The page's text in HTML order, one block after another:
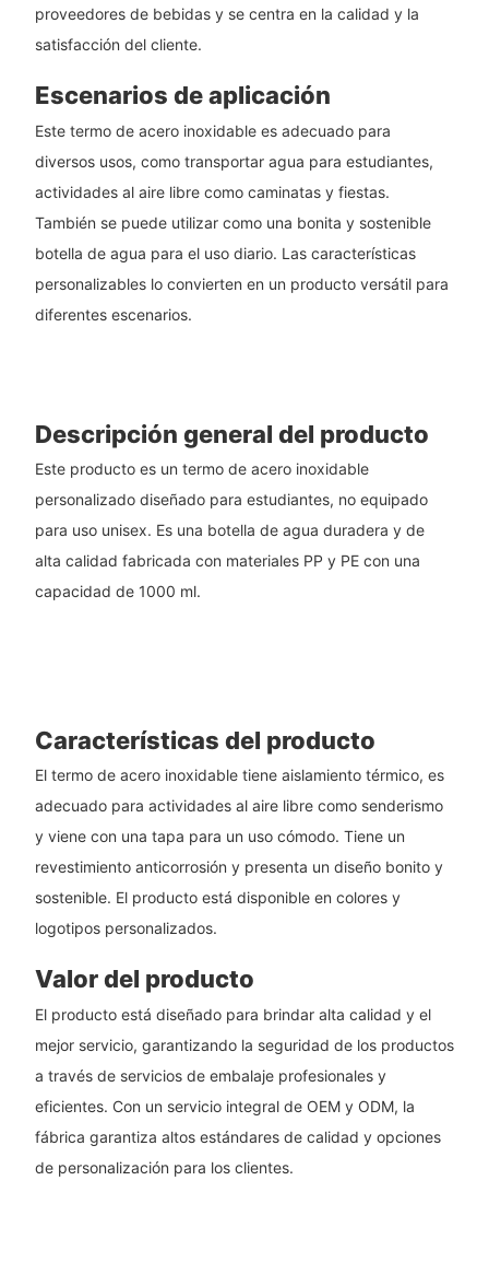
proveedores de bebidas y se centra en la calidad y la
satisfacción del cliente.
Escenarios de aplicación
Este termo de acero inoxidable es adecuado para
diversos usos, como transportar agua para estudiantes,
actividades al aire libre como caminatas y fiestas.
También se puede utilizar como una bonita y sostenible
botella de agua para el uso diario. Las características
personalizables lo convierten en un producto versátil para
diferentes escenarios.
Descripción general del producto
Este producto es un termo de acero inoxidable
personalizado diseñado para estudiantes, no equipado
para uso unisex. Es una botella de agua duradera y de
alta calidad fabricada con materiales PP y PE con una
capacidad de 1000 ml.
Características del producto
El termo de acero inoxidable tiene aislamiento térmico, es
adecuado para actividades al aire libre como senderismo
y viene con una tapa para un uso cómodo. Tiene un
revestimiento anticorrosión y presenta un diseño bonito y
sostenible. El producto está disponible en colores y
logotipos personalizados.
Valor del producto
El producto está diseñado para brindar alta calidad y el
mejor servicio, garantizando la seguridad de los productos
a través de servicios de embalaje profesionales y
eficientes. Con un servicio integral de OEM y ODM, la
fábrica garantiza altos estándares de calidad y opciones
de personalización para los clientes.